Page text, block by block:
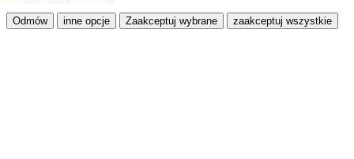
Odmów inne opcje Zaakceptuj wybrane zaakceptuj wszystkie